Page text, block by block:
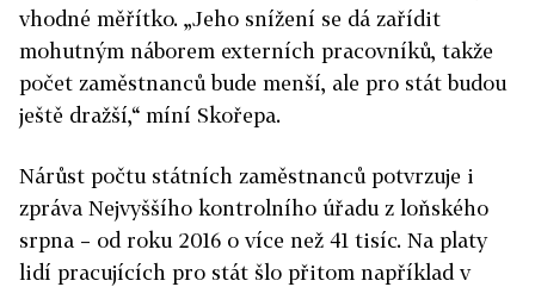
vhodné měřítko. „Jeho snížení se dá zařídit
mohutným náborem externích pracovníků, takže
počet zaměstnanců bude menší, ale pro stát budou
ještě dražší,“ míní Skořepa.
Nárůst počtu státních zaměstnanců potvrzuje i
zpráva Nejvyššího kontrolního úřadu z loňského
srpna – od roku 2016 o více než 41 tisíc. Na platy
lidí pracujících pro stát šlo přitom například v